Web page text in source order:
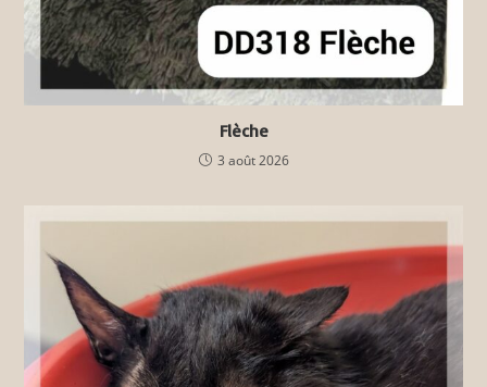
Flèche
3 août 2026